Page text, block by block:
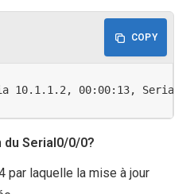
COPY
10.1.1.2, 00:00:13,
Serial0/0/0?
par laquelle la mise à jour